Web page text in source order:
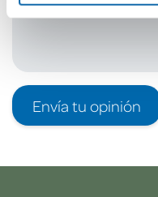
Envía tu opinión